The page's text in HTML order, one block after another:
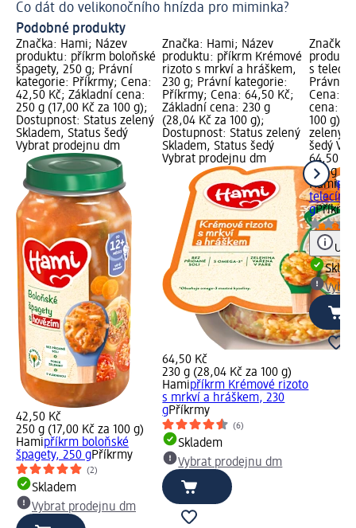
Co dát do velikonočního hnízda pro miminka?
Podobné produkty
Značka: Hami; Název
produktu: příkrm boloňské
špagety, 250 g; Právní
kategorie: Příkrmy; Cena:
42,50 Kč; Základní cena:
250 g (17,00 Kč za 100 g);
Dostupnost: Status zelený
Skladem, Status šedý
Vybrat prodejnu dm
42,50 Kč
250 g (17,00 Kč za 100 g)
Hamipříkrm boloňské
špagety, 250 gPříkrmy
(2)
Skladem
Vybrat prodejnu dm
Značka: Hami; Název
produktu: příkrm Krémové
rizoto s mrkví a hráškem,
230 g; Právní kategorie:
Příkrmy; Cena: 64,50 Kč;
Základní cena: 230 g
(28,04 Kč za 100 g);
Dostupnost: Status zelený
Skladem, Status šedý
Vybrat prodejnu dm
64,50 Kč
230 g (28,04 Kč za 100 g)
Hamipříkrm Krémové rizoto
s mrkví a hráškem, 230
gPříkrmy
(6)
Skladem
Vybrat prodejnu dm
Značka:
s
Právní
Cena:
cena:
100 g);
zelený
šedý
64,50 Kč
230 g
Hami
telecím
gPříkrmy